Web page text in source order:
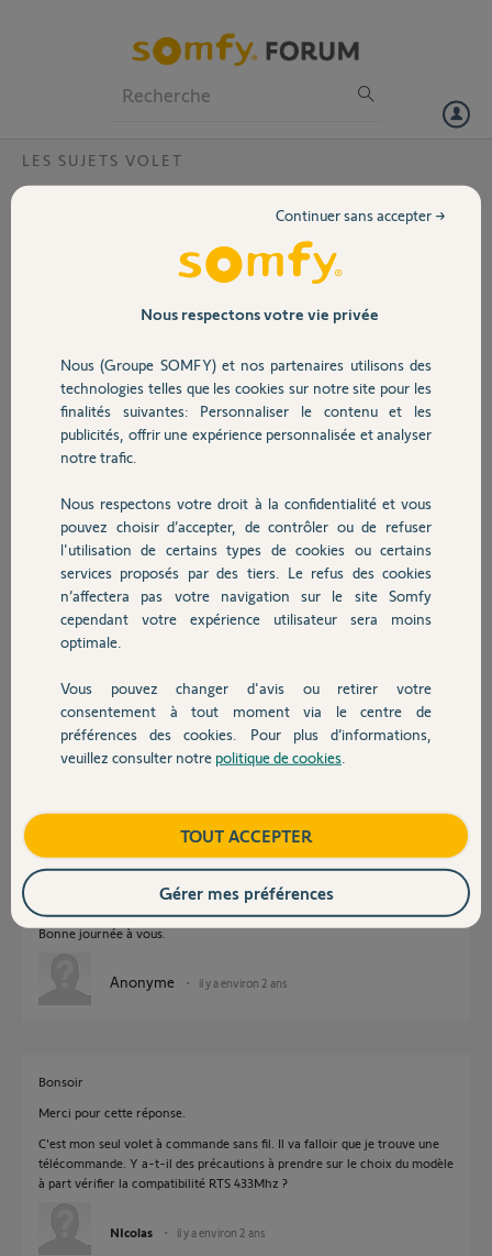
Volet
Sécurité
Domotique
Chauffage
Autres produits
Devis avec un pro
Contact
LES SUJETS VOLET
Fin de course, télécommande Keytis 2 NS
Mon volet roulant n'a plus ses réglages de fin course
En position haute, il s'arrête à mi-hauteur
se relever automatiquement
Je dispose d'une télécommande Keytis 2 NS RTS. Un seul bouton est
configuré et sert alternativement à passer de position "lever" à
position "baisser".
télécommande à 3 boutons.
Auriez-vous un guide pour m'aider ?
Merci,
il y a environ 2 ans
Participer au fil de discussion
Réponses
Pour régler les FdC il faut obligatoirement une TC 3 boutons, vous ne
pourrez pas autrement.
Bonne journée à vous.
Anonyme il y a environ 2 ans
Bonsoir
Merci pour cette réponse.
C'est mon seul volet à commande sans fil. Il va falloir que je trouve une
télécommande. Y a-t-il des précautions à prendre sur le choix du modèle
à part vérifier la compatibilité RTS 433Mhz ?
NIcolas il y a environ 2 ans
Nous respectons votre vie privée
Nous (Groupe SOMFY) et nos partenaires utilisons des
technologies telles que les cookies sur notre site pour les
finalités suivantes: Personnaliser le contenu et les
publicités, offrir une expérience personnalisée et analyser
notre trafic.
Nous respectons votre droit à la confidentialité et vous
pouvez choisir d’accepter, de contrôler ou de refuser
l'utilisation de certains types de cookies ou certains
services proposés par des tiers. Le refus des cookies
n’affectera pas votre navigation sur le site Somfy
cependant votre expérience utilisateur sera moins
optimale.
Vous pouvez changer d'avis ou retirer votre
consentement à tout moment via le centre de
préférences des cookies. Pour plus d’informations,
veuillez consulter notre politique de cookies
Continuer sans accepter →
TOUT ACCEPTER
Gérer mes préférences